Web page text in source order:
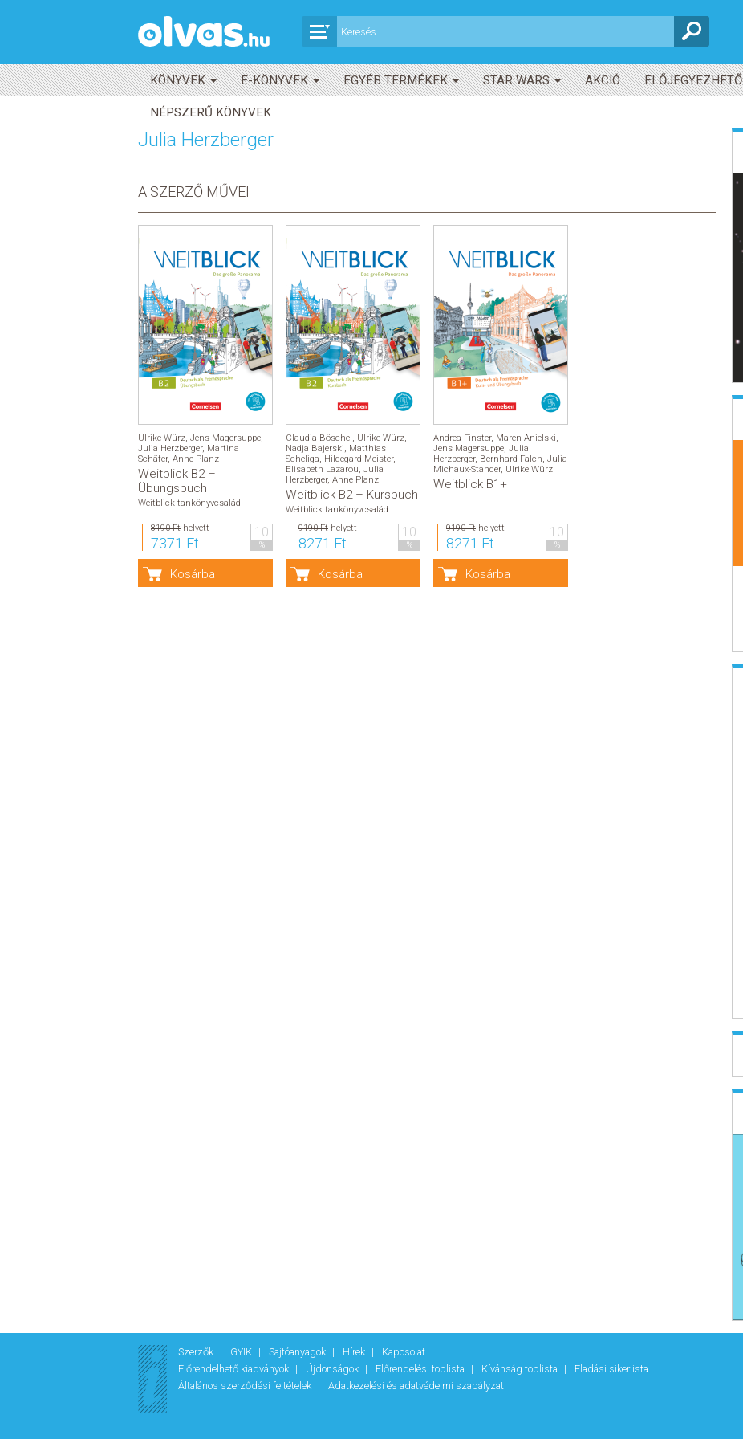
KÖNYVEK E-KÖNYVEK EGYÉB TERMÉKEK STAR WARS AKCIÓ ELŐJEGYEZHETŐ
NÉPSZERŰ KÖNYVEK
Julia Herzberger
A SZERZŐ MŰVEI
Ulrike Würz, Jens Magersuppe,
Julia Herzberger, Martina
Schäfer, Anne Planz
Weitblick B2 –
Übungsbuch
Weitblick tankönyvcsalád
8190 Ft helyett
7371 Ft
10
%
Kosárba
Claudia Böschel, Ulrike Würz,
Nadja Bajerski, Matthias
Scheliga, Hildegard Meister,
Elisabeth Lazarou, Julia
Herzberger, Anne Planz
Weitblick B2 – Kursbuch
Weitblick tankönyvcsalád
9190 Ft helyett
8271 Ft
10
%
Kosárba
Andrea Finster, Maren Anielski,
Jens Magersuppe, Julia
Herzberger, Bernhard Falch, Julia
Michaux-Stander, Ulrike Würz
Weitblick B1+
9190 Ft helyett
8271 Ft
10
%
Kosárba
Szerzők GYIK Sajtóanyagok Hírek
Kapcsolat
Előrendelhető kiadványok
Újdonságok Előrendelési toplista Kívánság toplista
Eladási sikerlista
Általános szerződési feltételek
Adatkezelési és adatvédelmi szabályzat